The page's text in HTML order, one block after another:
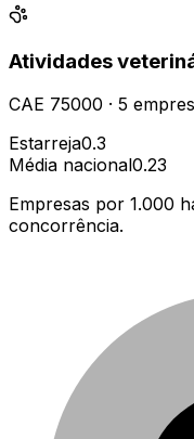
Atividades
CAE 75000 · 5
Estarreja0.3
Média nacional0.23
Empresas por 1.000
concorrência.